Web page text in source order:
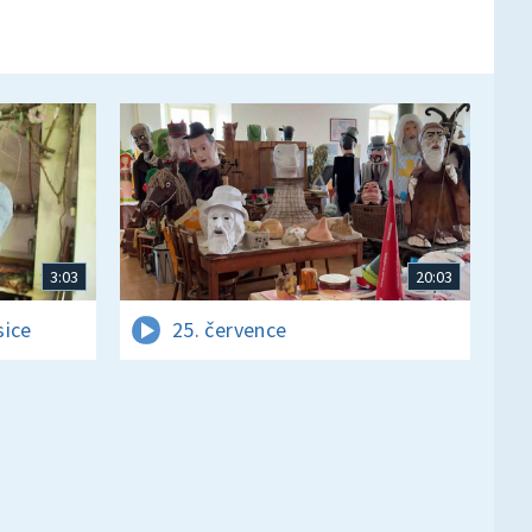
3:03 20:03
25. července